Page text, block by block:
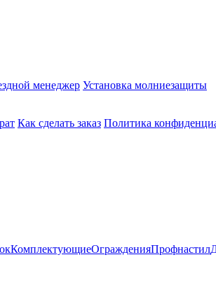
менеджер Установка молниезащиты
Как сделать заказ Политика
КомплектующиеОгражденияПрофнастил